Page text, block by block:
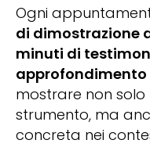
Ogni
di dimostrazione
minuti di
approfondimento
mostrare non
strumento, ma
concreta nei